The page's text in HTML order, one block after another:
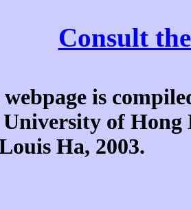
Consult
webpage is
University of
Ha, 2003.